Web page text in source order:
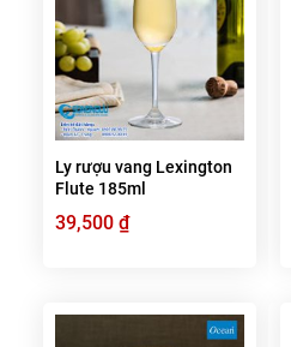
Ly rượu vang Lexington
Flute 185ml
39,500 ₫